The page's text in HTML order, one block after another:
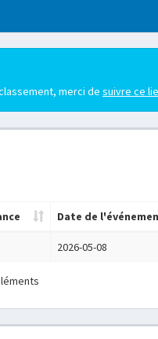
merci de suivre ce
Date de
2026-05-08